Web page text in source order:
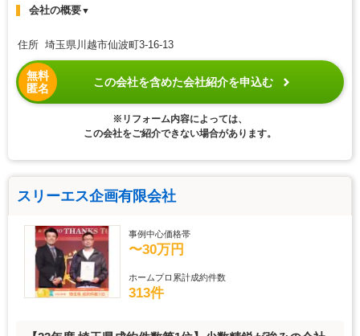
会社の概要▼
住所 埼玉県川越市仙波町3-16-13
無料
匿名
この会社を含めた会社紹介を申込む
※リフォーム内容によっては、
この会社をご紹介できない場合があります。
スリーエス企画有限会社
事例中心価格帯
〜30万円
ホームプロ累計成約件数
313件